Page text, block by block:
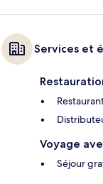
Services et
Voyage
Séjour